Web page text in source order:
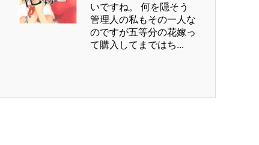
いですね。 何を隠そう
管理人の私もその一人な
のですが五等分の花嫁っ
て購入してまではち...